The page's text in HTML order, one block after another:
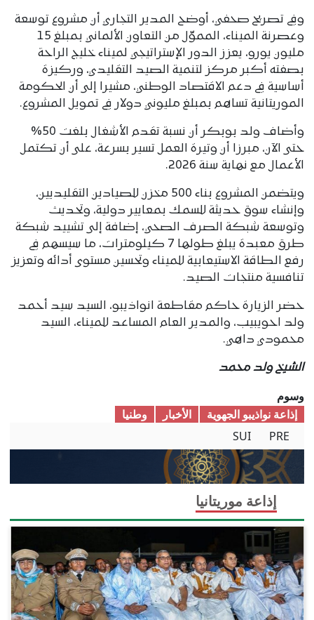
وفي تصريح صحفي، أوضح المدير التجاري أن مشروع توسعة
وعصرنة الميناء، المموّل من التعاون الألماني بمبلغ 15
مليون يورو، يعزز الدور الإستراتيجي لميناء خليج الراحة
بصفته أكبر مركز لتنمية الصيد التقليدي، وركيزة
أساسية في دعم الاقتصاد الوطني، مشيرا إلى أن الحكومة
الموريتانية تساهم بمبلغ مليوني دولار في تمويل المشروع.
وأضاف ولد بوبكر أن نسبة تقدم الأشغال بلغت 50%
حتى الآن، مبرزا أن وتيرة العمل تسير بسرعة، على أن تكتمل
الأعمال مع نهاية سنة 2026.
ويتضمن المشروع بناء 500 مخزن للصيادين التقليديين،
وإنشاء سوق حديثة للسمك بمعايير دولية، وتحديث
وتوسعة شبكة الصرف الصحي، إضافة إلى تشييد شبكة
طرق معبدة يبلغ طولها 7 كيلومترات، ما سيسهم في
رفع الطاقة الاستيعابية للميناء وتحسين مستوى أدائه وتعزيز
تنافسية منتجات الصيد.
حضر الزيارة حاكم مقاطعة انواذيبو، السيد سيد أحمد
ولد احويبيب، والمدير العام المساعد للميناء، السيد
محمودي داهي.
الشيخ ولد محمد
وسوم
إذاعة نواذيبو الجهوية
الأخبار
وطنیا
PRE
SUI
إذاعة موريتانيا